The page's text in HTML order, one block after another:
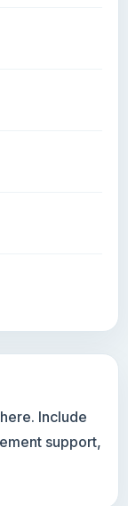
Include
support,